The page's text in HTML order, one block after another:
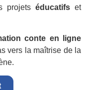
projets éducatifset
conte en ligne
vers la maîtrise de la